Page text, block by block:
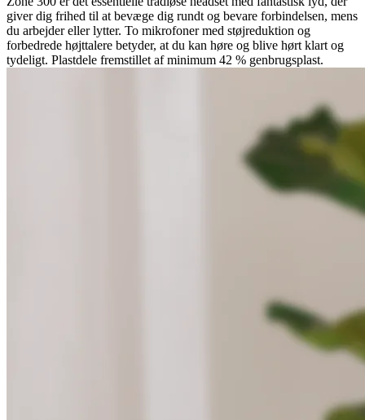
giver dig frihed til at bevæge dig rundt og bevare forbindelsen, mens
du arbejder eller lytter. To mikrofoner med støjreduktion og
forbedrede højttalere betyder, at du kan høre og blive hørt klart og
tydeligt. Plastdele fremstillet af minimum 42 % genbrugsplast.